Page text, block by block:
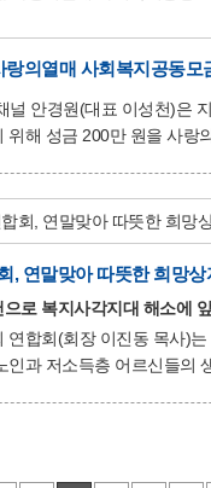
채 노인회장의 격려사를 시
가졌다. 이번 신년인사회를 통해
진과 지역사회 발전을 위해 앞장서
린 봉사자들에게 깊은 감사
주민들이 서로 화합하며 정
널 안경원(대표 이성천)은
대회, 각종 지역 행사에 꾸준
왔다. 무엇보다 매년 이어온
큰 울림을 주고 있다. 특히 지난해에
든든한 후원자’로 자리매김했
살아가는 만큼 어려운 분들
각한다”며 “이웃을 향한 사
, 연말맞아 따뜻한 희망상
로 복지사각지대 해소에
연합회(회장 이진동 목사)
인과 저소득층 어르신들의